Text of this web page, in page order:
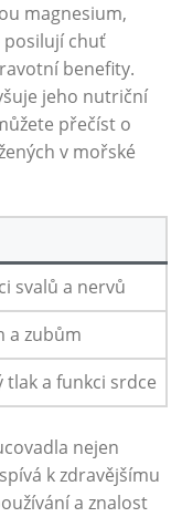
magnesium,
posilují chuť
benefity.
jeho nutriční
přečíst o
v mořské
svalů a nervů
a zubům
a funkci srdce
nejen
k zdravějšímu
a znalost